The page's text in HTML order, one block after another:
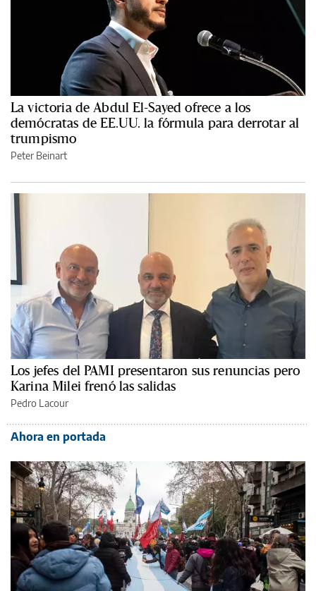
La victoria de Abdul El-Sayed ofrece a los
demócratas de EE.UU. la fórmula para derrotar al
trumpismo
Peter Beinart
Los jefes del PAMI presentaron sus renuncias pero
Karina Milei frenó las salidas
Pedro Lacour
Ahora en portada